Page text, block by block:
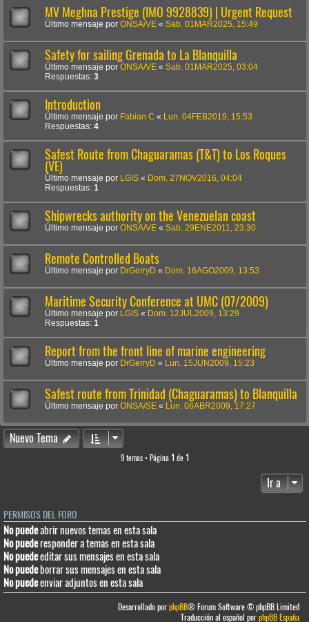
MV Meghna Prestige (IMO 9928839) | Urgent Request
Último mensaje por ONSA/VE « Sab. 01MAR2025, 15:49
Safety for sailing Grenada to La Blanquilla
Último mensaje por ONSA/VE « Sab. 01MAR2025, 03:04
Respuestas: 3
Introduction
Último mensaje por Fabian C «
Lun. 04FEB2019, 15:53
Respuestas: 4
Safest Route from Chaguaramas (T&T) to Los Roques
(VE)
Último mensaje por LGIS « Dom. 27NOV2016, 04:04
Respuestas: 1
Shipwrecks authority on the Venezuelan coast
Último mensaje por ONSA/VE « Sab. 29ENE2011, 23:30
Remote Controlled Boats
Último mensaje por DrGerryD « Dom. 16AGO2009, 13:53
Maritime Security Conference at UMC (07/2009)
Último mensaje por LGIS « Dom. 12JUL2009, 13:29
Respuestas: 1
Report from the front line of marine engineering
Último mensaje por DrGerryD « Lun. 15JUN2009, 15:23
Safest route from Trinidad (Chaguaramas) to Blanquilla
Último mensaje por ONSA/SE « Lun. 06ABR2009, 17:27
Nuevo Tema
9 temas • Página 1 de 1
Ir a
PERMISOS DEL FORO
No puedeabrir nuevos temas en esta sala
No puederesponder a temas en esta sala
No puedeeditar sus mensajes en esta sala
No puedeborrar sus mensajes en esta sala
No puedeenviar adjuntos en esta sala
Desarrollado porphpBB® Forum Software © phpBB Limited
Traducción al español porphpBB España